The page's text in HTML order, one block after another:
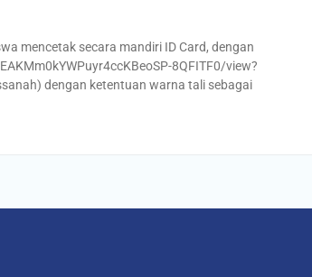
mencetak secara mandiri ID Card, dengan
8QFITF0/view?
dengan ketentuan warna tali sebagai